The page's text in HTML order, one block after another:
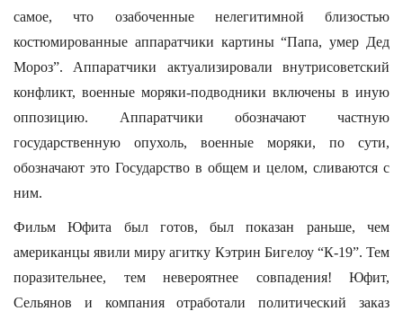
самое, что озабоченные нелегитимной близостью
костюмированные аппаратчики картины “Папа, умер Дед
Мороз”. Аппаратчики актуализировали внутрисоветский
конфликт, военные моряки-подводники включены в иную
оппозицию. Аппаратчики обозначают частную
государственную опухоль, военные моряки, по сути,
обозначают это Государство в общем и целом, сливаются с
ним.
Фильм Юфита был готов, был показан раньше, чем
американцы явили миру агитку Кэтрин Бигелоу “К-19”. Тем
поразительнее, тем невероятнее совпадения! Юфит,
Сельянов и компания отработали политический заказ